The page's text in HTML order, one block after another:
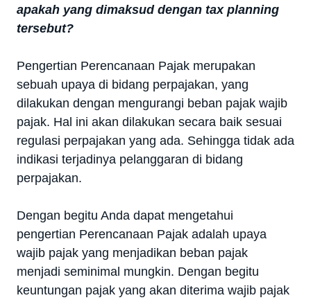
apakah yang dimaksud dengan tax planning
tersebut?
Pengertian Perencanaan Pajak merupakan
sebuah upaya di bidang perpajakan, yang
dilakukan dengan mengurangi beban pajak wajib
pajak. Hal ini akan dilakukan secara baik sesuai
regulasi perpajakan yang ada. Sehingga tidak ada
indikasi terjadinya pelanggaran di bidang
perpajakan.
Dengan begitu Anda dapat mengetahui
pengertian Perencanaan Pajak adalah upaya
wajib pajak yang menjadikan beban pajak
menjadi seminimal mungkin. Dengan begitu
keuntungan pajak yang akan diterima wajib pajak